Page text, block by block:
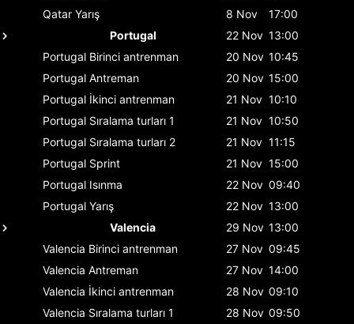
Qatar Yarış 8 Nov
17:00
Portugal
22 Nov 13:00
Portugal Birinci antrenman 20 Nov 10:45
Portugal Antreman 20 Nov 15:00
Portugal İkinci antrenman 21 Nov 10:10
Portugal Sıralama turları 1 21 Nov 10:50
Portugal Sıralama turları 2 21 Nov 11:15
Portugal Sprint 21 Nov 15:00
Portugal Isınma 22 Nov 09:40
Portugal Yarış 22 Nov 13:00
Valencia
29 Nov 13:00
Valencia Birinci antrenman 27 Nov 09:45
Valencia Antreman 27 Nov 14:00
Valencia İkinci antrenman 28 Nov 09:10
Valencia Sıralama turları 1 28 Nov 09:50